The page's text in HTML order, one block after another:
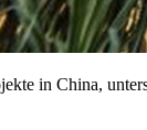
in China,